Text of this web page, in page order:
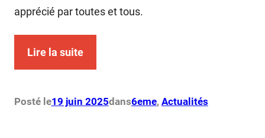
apprécié par toutes et tous.
Lire la suite
Posté le19 juin 2025dans6eme, Actualités